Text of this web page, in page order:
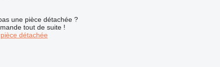
une pièce détachée ?
tout de suite !
détachée